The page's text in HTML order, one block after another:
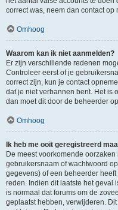
correct was, neem dan contact op
Omhoog
Waarom kan ik niet aanmelden?
Er zijn verschillende redenen
Controleer eerst of je
correct zijn, kun je contact
dat je niet verbannen bent. Het is
dan moet dit door de beheerder
Omhoog
Ik heb me ooit geregistreerd
De meest voorkomende
gebruikersnaam of wachtwoord
gegevens) of een beheerder
reden. Indien dit laatste het geval
is normaal dat forums om de
geplaatst hebben, verwijderen.